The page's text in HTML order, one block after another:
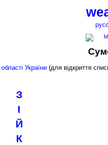
області України(для відкриття
З
І
Й
К